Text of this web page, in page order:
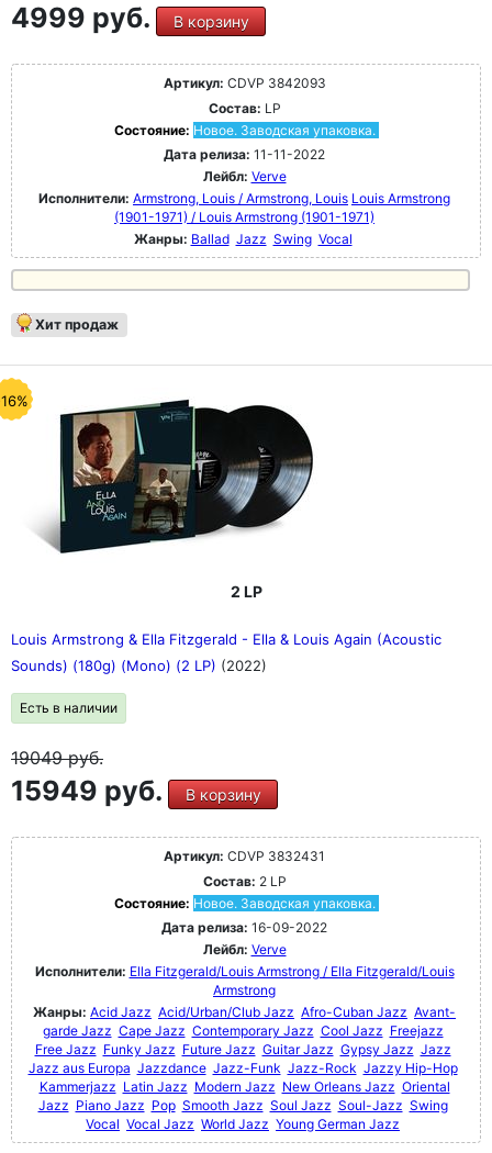
4999 руб. В корзину
Артикул: CDVP 3842093
Состав: LP
Состояние: Новое. Заводская упаковка.
Дата релиза: 11-11-2022
Лейбл: Verve
Исполнители: Armstrong, Louis / Armstrong, Louis Louis Armstrong
(1901-1971) / Louis Armstrong (1901-1971)
Жанры: Ballad Jazz Swing Vocal
Хит продаж
2 LP
Louis Armstrong & Ella Fitzgerald - Ella & Louis Again (Acoustic
Sounds) (180g) (Mono) (2 LP) (2022)
Есть в наличии
19049руб.
15949 руб. В корзину
Артикул: CDVP 3832431
Состав: 2 LP
Состояние: Новое. Заводская упаковка.
Дата релиза: 16-09-2022
Лейбл: Verve
Исполнители: Ella Fitzgerald/Louis Armstrong / Ella Fitzgerald/Louis
Armstrong
Жанры: Acid Jazz Acid/Urban/Club Jazz Afro-Cuban Jazz Avant-
garde Jazz Cape Jazz Contemporary Jazz Cool Jazz Freejazz
Free Jazz Funky Jazz Future Jazz Guitar Jazz Gypsy Jazz Jazz
Jazz aus Europa Jazzdance Jazz-Funk Jazz-Rock Jazzy Hip-Hop
Kammerjazz Latin Jazz Modern Jazz New Orleans Jazz Oriental
Jazz Piano Jazz Pop Smooth Jazz Soul Jazz Soul-Jazz Swing
Vocal Vocal Jazz World Jazz Young German Jazz